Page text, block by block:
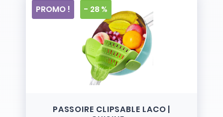
PASSOIRE CLIPSABLE LACO |
PROMO ! - 28 %